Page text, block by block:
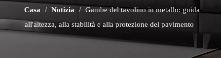
Casa / Notizia / Gambe del tavolino in metallo: guida
all'altezza, alla stabilità e alla protezione del pavimento